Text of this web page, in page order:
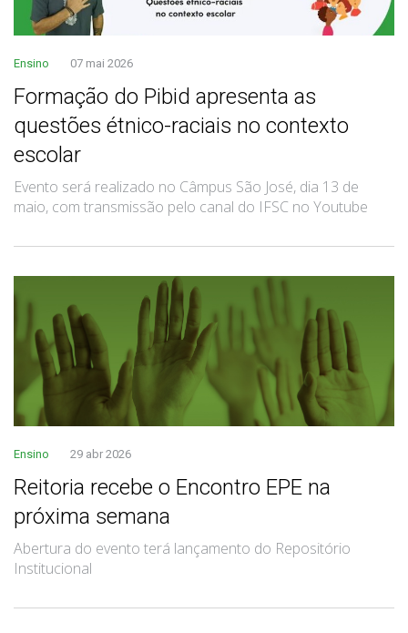
Ensino 07 mai 2026
Formação do Pibid apresenta as
questões étnico-raciais no contexto
escolar
Evento será realizado no Câmpus São José, dia 13 de
maio, com transmissão pelo canal do IFSC no Youtube
Ensino 29 abr 2026
Reitoria recebe o Encontro EPE na
próxima semana
Abertura do evento terá lançamento do Repositório
Institucional